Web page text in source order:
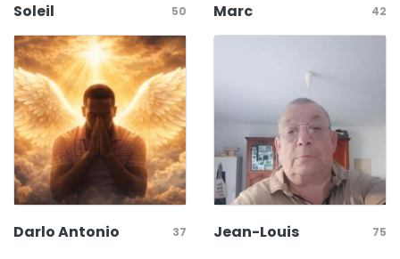
Soleil 50 Marc 42
Darlo Antonio 37 Jean-Louis 75